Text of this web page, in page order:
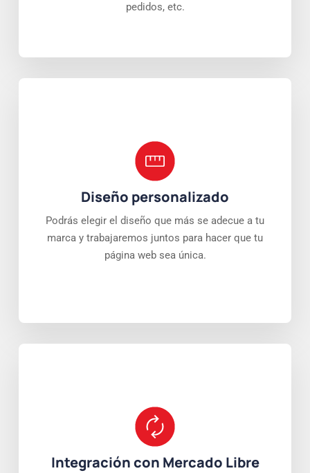
pedidos, etc.
Diseño personalizado
Podrás elegir el diseño que más se adecue a tu
marca y trabajaremos juntos para hacer que tu
página web sea única.
Integración con Mercado Libre